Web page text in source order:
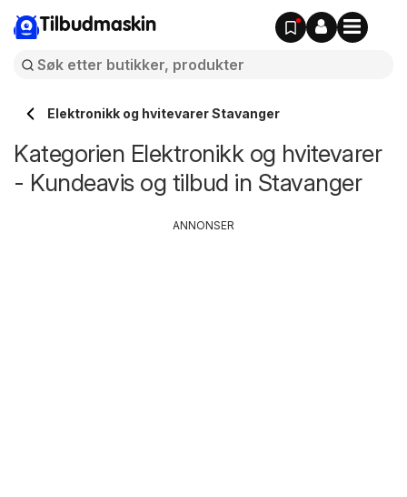
Tilbudmaskin
Elektronikk og hvitevarer Stavanger
Kategorien Elektronikk og hvitevarer
- Kundeavis og tilbud in Stavanger
ANNONSER